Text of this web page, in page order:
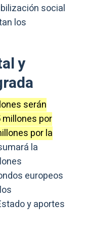
social
los
y
serán
millones por
por la
la
europeos
y aportes